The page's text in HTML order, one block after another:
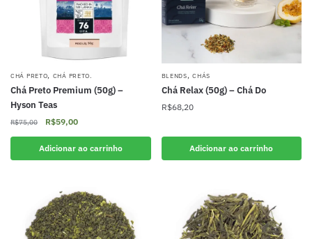
CHÁ PRETO, CHÁ PRETO.
Chá Preto Premium (50g) –
Hyson Teas
R$75,00
O
preço
original
era:
R$59,00O
preço
atual
é:
Adicionar ao carrinho
BLENDS,CHÁS
Chá Relax (50g) – Chá Do
R$68,20
Adicionar ao carrinho